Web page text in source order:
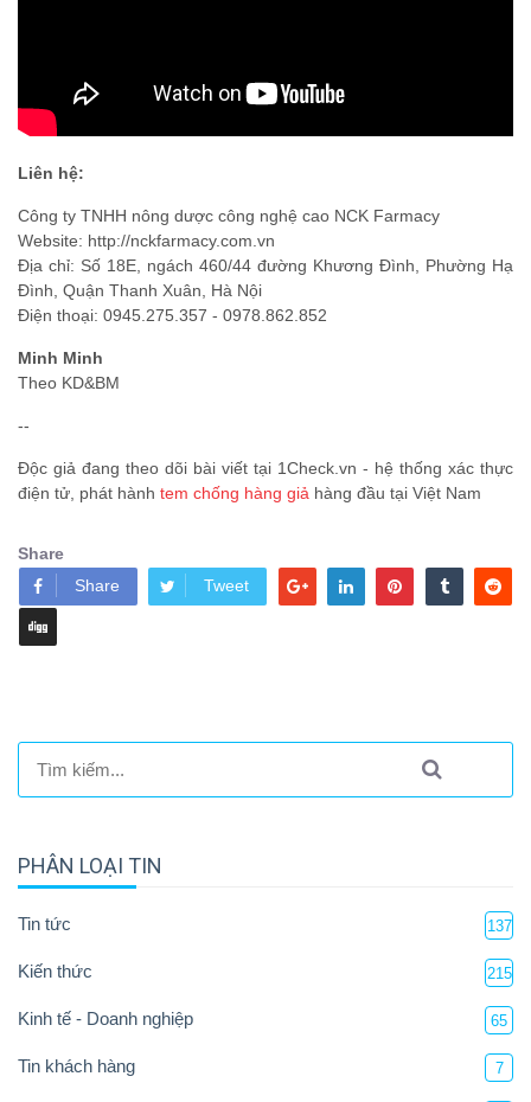
Liên hệ:
Công ty TNHH nông dược công nghệ cao NCK Farmacy
Website: http://nckfarmacy.com.vn
Địa chỉ: Số 18E, ngách 460/44 đường Khương Đình, Phường Hạ
Đình, Quận Thanh Xuân, Hà Nội
Điện thoại: 0945.275.357 - 0978.862.852
Minh Minh
Theo KD&BM
--
Độc giả đang theo dõi bài viết tại 1Check.vn - hệ thống xác thực
điện tử, phát hành tem chống hàng giả hàng đầu tại Việt Nam
Share
Share
Tweet
PHÂN LOẠI TIN
Tin tức 137
Kiến thức 215
Kinh tế - Doanh nghiệp 65
Tin khách hàng 7